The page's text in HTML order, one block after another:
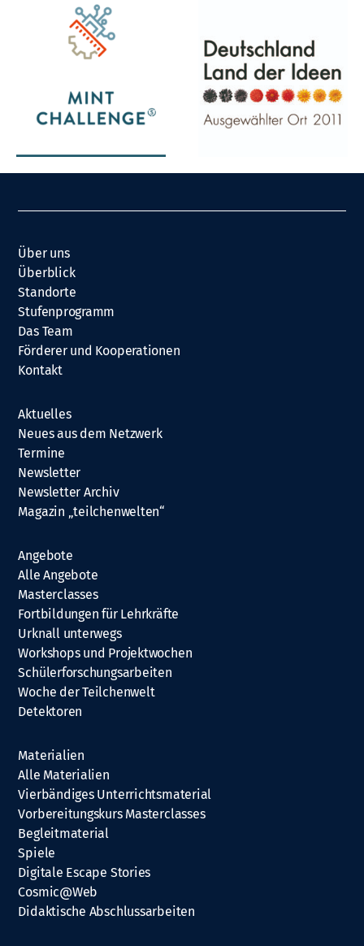
Über uns
Überblick
Standorte
Stufenprogramm
Das Team
Förderer und Kooperationen
Kontakt
Aktuelles
Neues aus dem Netzwerk
Termine
Newsletter
Newsletter Archiv
Magazin „teilchenwelten“
Angebote
Alle Angebote
Masterclasses
Fortbildungen für Lehrkräfte
Urknall unterwegs
Workshops und Projektwochen
Schülerforschungsarbeiten
Woche der Teilchenwelt
Detektoren
Materialien
Alle Materialien
Vierbändiges Unterrichtsmaterial
Vorbereitungskurs Masterclasses
Begleitmaterial
Spiele
Digitale Escape Stories
Cosmic@Web
Didaktische Abschlussarbeiten